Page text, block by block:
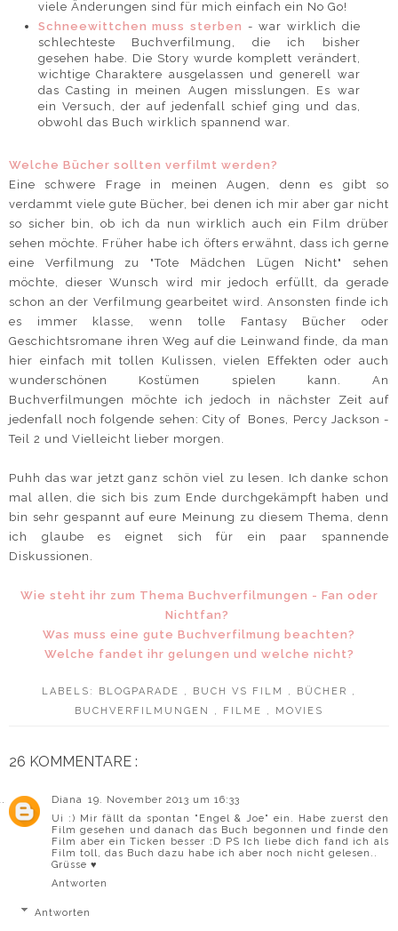
viele Änderungen sind für mich einfach ein No Go!
Schneewittchen muss sterben - war wirklich die
schlechteste Buchverfilmung, die ich bisher
gesehen habe. Die Story wurde komplett verändert,
wichtige Charaktere ausgelassen und generell war
das Casting in meinen Augen misslungen. Es war
ein Versuch, der auf jedenfall schief ging und das,
obwohl das Buch wirklich spannend war.
Welche Bücher sollten verfilmt werden?
Eine schwere Frage in meinen Augen, denn es gibt so
verdammt viele gute Bücher, bei denen ich mir aber gar nicht
so sicher bin, ob ich da nun wirklich auch ein Film drüber
sehen möchte. Früher habe ich öfters erwähnt, dass ich gerne
eine Verfilmung zu "Tote Mädchen Lügen Nicht" sehen
möchte, dieser Wunsch wird mir jedoch erfüllt, da gerade
schon an der Verfilmung gearbeitet wird. Ansonsten finde ich
es immer klasse, wenn tolle Fantasy Bücher oder
Geschichtsromane ihren Weg auf die Leinwand finde, da man
hier einfach mit tollen Kulissen, vielen Effekten oder auch
wunderschönen Kostümen spielen kann. An
Buchverfilmungen möchte ich jedoch in nächster Zeit auf
jedenfall noch folgende sehen: City of Bones, Percy Jackson -
Teil 2 und Vielleicht lieber morgen.
Puhh das war jetzt ganz schön viel zu lesen. Ich danke schon
mal allen, die sich bis zum Ende durchgekämpft haben und
bin sehr gespannt auf eure Meinung zu diesem Thema, denn
ich glaube es eignet sich für ein paar spannende
Diskussionen.
Wie steht ihr zum Thema Buchverfilmungen - Fan oder
Nichtfan?
Was muss eine gute Buchverfilmung beachten?
Welche fandet ihr gelungen und welche nicht?
LABELS: BLOGPARADE , BUCH VS FILM , BÜCHER ,
BUCHVERFILMUNGEN , FILME , MOVIES
26 KOMMENTARE :
Diana 19. November 2013 um 16:33
Ui :) Mir fällt da spontan "Engel & Joe" ein. Habe zuerst den
Film gesehen und danach das Buch begonnen und finde den
Film aber ein Ticken besser :D PS Ich liebe dich fand ich als
Film toll, das Buch dazu habe ich aber noch nicht gelesen..
Grüsse ♥
Antworten
Antworten